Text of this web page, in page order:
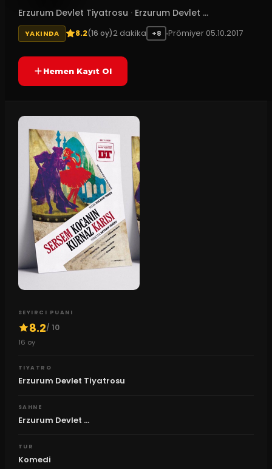
Erzurum Devlet Tiyatrosu · Erzurum Devlet ...
YAKINDA 8.2(16 oy)2 dakika +8 Prömiyer 05.10.2017
Hemen Kayıt Ol
SEYIRCI PUANI
8.2/ 10
16 oy
TIYATRO
Erzurum Devlet Tiyatrosu
SAHNE
Erzurum Devlet ...
TUR
Komedi